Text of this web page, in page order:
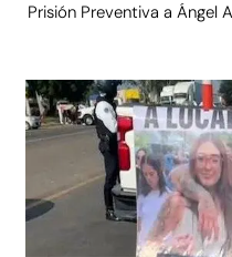
Prisión Preventiva a Ángel